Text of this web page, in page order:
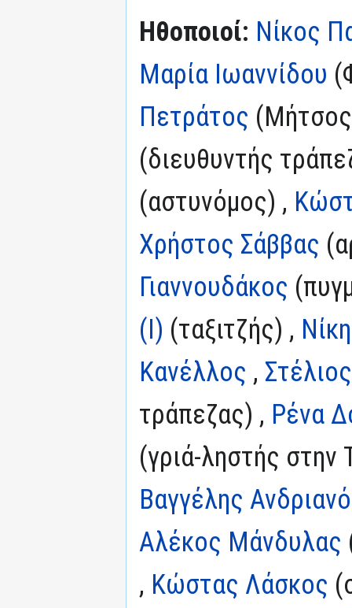
Ηθοποιοί: Νίκος
Μαρία Ιωαννίδου
Πετράτος
(διευθυντής
(αστυνόμος) ,
Χρήστος Σάββας
Γιαννουδάκος
(I) (ταξιτζής) ,
Κανέλλος ,
τράπεζας) , Ρένα
(γριά-ληστής στην
Βαγγέλης
Αλέκος Μάνδυλας
, Κώστας Λάσκος